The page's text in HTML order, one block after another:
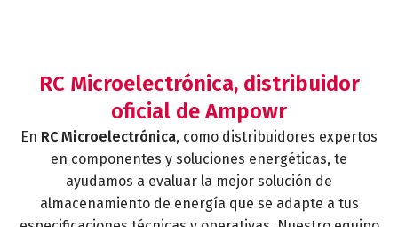
RC Microelectrónica, distribuidor
oficial de Ampowr
En RC Microelectrónica, como distribuidores expertos
en componentes y soluciones energéticas, te
ayudamos a evaluar la mejor solución de
almacenamiento de energía que se adapte a tus